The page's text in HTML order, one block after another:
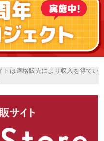
は適格販売により収入を得てい